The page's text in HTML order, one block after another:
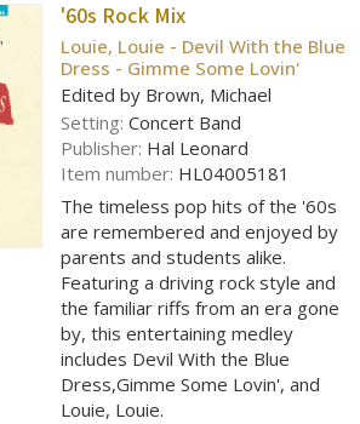
'60s Rock Mix
Louie, Louie - Devil With the Blue
Dress - Gimme Some Lovin'
Edited by Brown, Michael
Setting: Concert Band
Publisher: Hal Leonard
Item number: HL04005181
The timeless pop hits of the '60s
are remembered and enjoyed by
parents and students alike.
Featuring a driving rock style and
the familiar riffs from an era gone
by, this entertaining medley
includes Devil With the Blue
Dress,Gimme Some Lovin', and
Louie, Louie.